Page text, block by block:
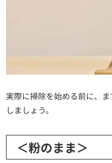
実際に掃除を始める前に、
しましょう。
＜粉のまま＞